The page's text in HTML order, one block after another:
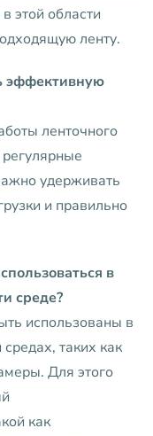
этой области
ленту.
эффективную
ленточного
удерживать
и правильно
в
среде?
использованы в
таких как
Для этого
как